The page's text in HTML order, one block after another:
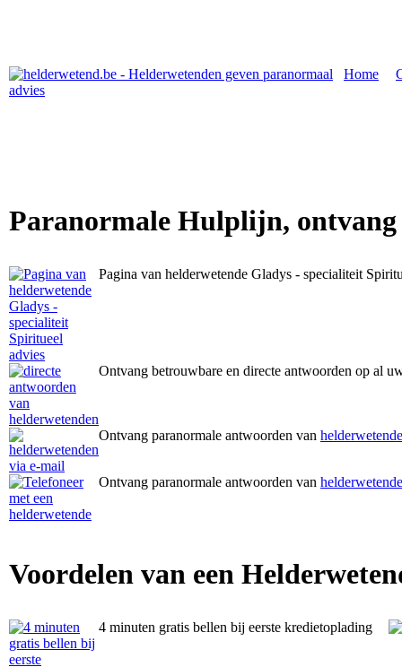
Home
Paranormale Hulplijn,
Pagina van helderwetende Gladys - specialiteit
Ontvang betrouwbare en directe antwoorden op al
Ontvang paranormale antwoorden van
Ontvang paranormale antwoorden van
Voordelen van een
4 minuten gratis bellen bij eerste kredietoplading